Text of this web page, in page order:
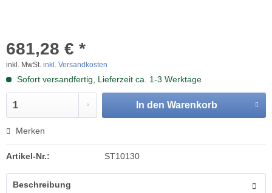
681,28 € *
inkl. MwSt. inkl. Versandkosten
Sofort versandfertig, Lieferzeit ca. 1-3 Werktage
In den Warenkorb
Merken
Artikel-Nr.: ST10130
Beschreibung